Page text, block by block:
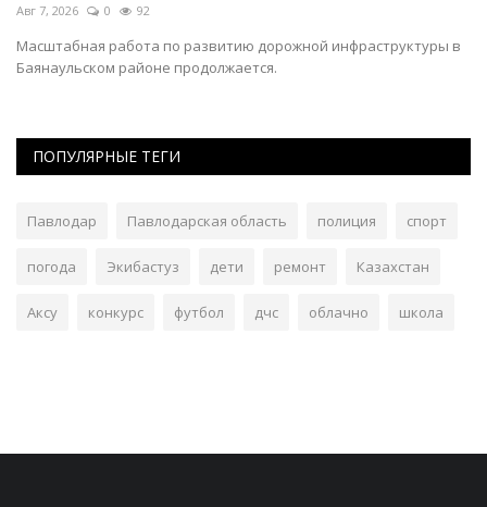
Авг 7, 2026 0 92
Масштабная работа по развитию дорожной инфраструктуры в
Баянаульском районе продолжается.
ПОПУЛЯРНЫЕ ТЕГИ
Павлодар Павлодарская область полиция спорт
погода Экибастуз дети ремонт Казахстан
Аксу конкурс футбол дчс облачно школа